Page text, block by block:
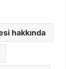
hakkında